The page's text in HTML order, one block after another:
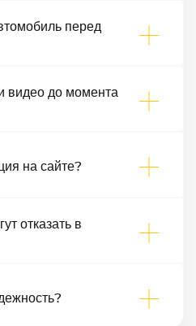
перед
видео до момента
на сайте?
отказать в